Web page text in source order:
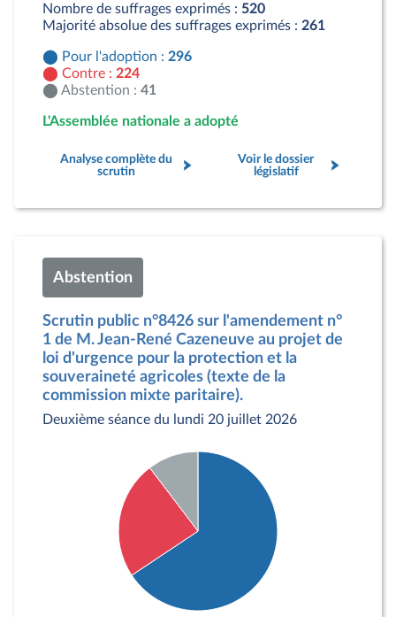
Nombre de suffrages exprimés : 520
Majorité absolue des suffrages exprimés : 261
Pour l'adoption : 296
Contre : 224
Abstention : 41
L'Assemblée nationale a adopté
Analyse complète du
scrutin
Voir le dossier
législatif
Abstention
Scrutin public n°8426 sur l'amendement n°
1 de M. Jean-René Cazeneuve au projet de
loi d'urgence pour la protection et la
souveraineté agricoles (texte de la
commission mixte paritaire).
Deuxième séance du lundi 20 juillet 2026